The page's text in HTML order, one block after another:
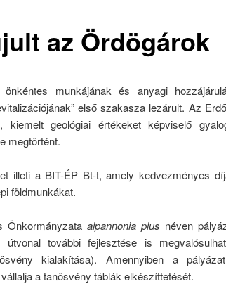
az Ördögárok
önkéntes munkájának és anyagi
első szakasza lezárult. Az
kiemelt geológiai értékeket képviselő
megtörtént.
illeti a BIT-ÉP Bt-t, amely kedvezményes
földmunkákat.
Önkormányzata alpannonia plus néven
útvonal további fejlesztése is
kialakítása). Amennyiben a
a tanösvény táblák elkészíttetését.